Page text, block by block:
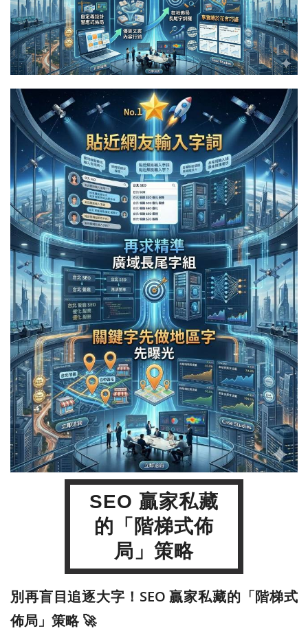
SEO 贏家私藏
的「階梯式佈
局」策略
別再盲目追逐大字！SEO 贏家私藏的「階梯式
佈局」策略 🚀